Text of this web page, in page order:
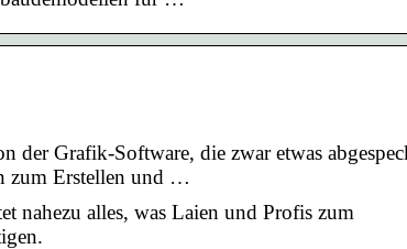
der Grafik-Software, die zwar etwas
zum Erstellen und …
nahezu alles, was Laien und Profis zum